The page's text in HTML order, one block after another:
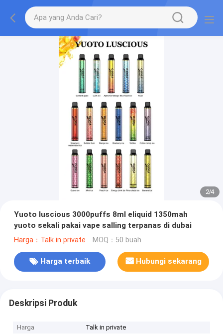
2/4
Yuoto luscious 3000puffs 8ml eliquid 1350mah
yuoto sekali pakai vape salling terpanas di dubai
Harga：Talk in private MOQ：50 buah
Harga terbaik Hubungi sekarang
Deskripsi Produk
Harga
Talk in private